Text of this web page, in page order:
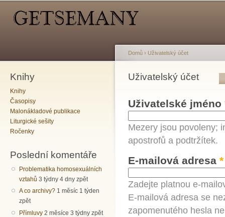
Knihy
Knihy
Časopisy
Malonákladové publikace
Liturgické sešity
Ročenky
Poslední komentáře
Problematika homosexuálních
vztahů 3 týdny 4 dny zpět
A co archivy? 1 měsíc 1 týden
zpět
Přímluvy 2 měsíce 3 týdny zpět
Jste zde
Domů › Uživatelský účet
Uživatelský účet
Hlavní záložky
Uživatelské jméno
Mezery jsou povoleny;
apostrofů a podtržítek.
E-mailová adresa *
Zadejte platnou e-
E-mailová adresa se
zapomenutého hesla